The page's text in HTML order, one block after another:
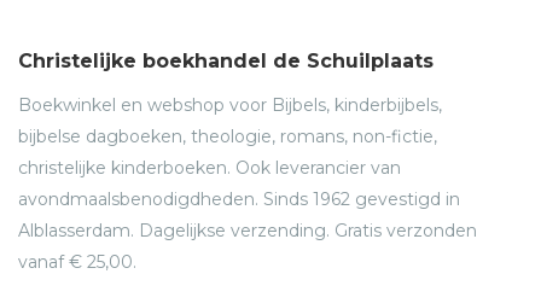
Christelijke boekhandel de Schuilplaats
Boekwinkel en webshop voor Bijbels, kinderbijbels,
bijbelse dagboeken, theologie, romans, non-fictie,
christelijke kinderboeken. Ook leverancier van
avondmaalsbenodigdheden. Sinds 1962 gevestigd in
Alblasserdam. Dagelijkse verzending. Gratis verzonden
vanaf € 25,00.